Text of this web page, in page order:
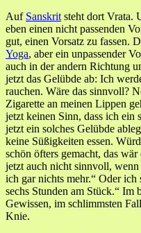
Auf Sanskrit steht dort Vrata.
eben einen nicht passenden
gut, einen Vorsatz zu fassen.
Yoga, aber ein unpassender
auch in der andern Richtung
jetzt das Gelübde ab: Ich
rauchen. Wäre das sinnvoll?
Zigarette an meinen Lippen
jetzt keinen Sinn, dass ich ein
jetzt ein solches Gelübde
keine Süßigkeiten essen.
schön öfters gemacht, das
jetzt auch nicht sinnvoll, wenn
ich gar nichts mehr.“ Oder ich
sechs Stunden am Stück.“ Im
Gewissen, im schlimmsten
Knie.